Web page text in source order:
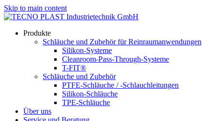
Skip to main content
Produkte
Schläuche und Zubehör für Reinraumanwendungen
Silikon-Systeme
Cleanroom-Pass-Through-Systeme
T-FIT®
Schläuche und Zubehör
PTFE-Schläuche / -Schlauchleitungen
Silikon-Schläuche
TPE-Schläuche
Über uns